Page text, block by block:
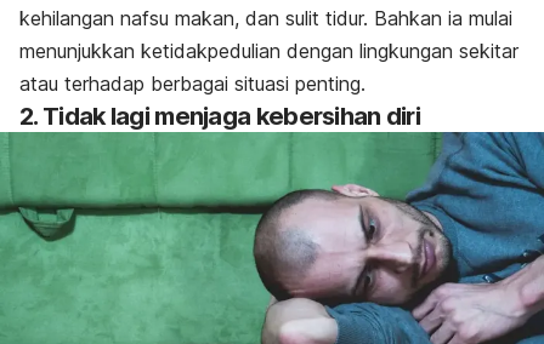
kehilangan nafsu makan, dan sulit tidur. Bahkan ia mulai
menunjukkan ketidakpedulian dengan lingkungan sekitar
atau terhadap berbagai situasi penting.
2. Tidak lagi menjaga kebersihan diri